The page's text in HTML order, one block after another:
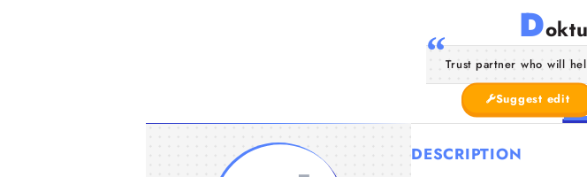
D
Trust partner who will
Suggest edit
DESCRIPTION